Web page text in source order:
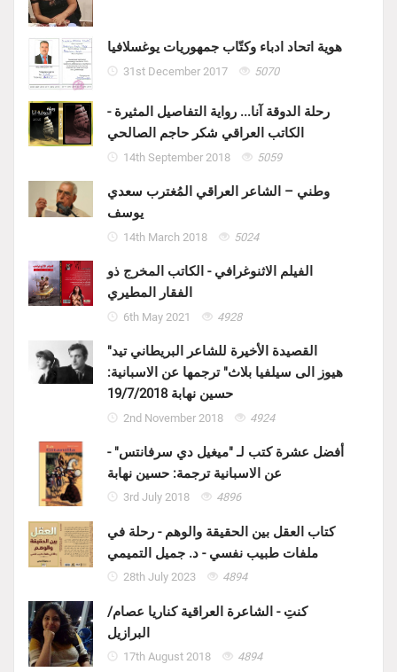
هوية اتحاد ادباء وكتّاب جمهوريات يوغسلافيا
31st December 2017 5070
رحلة الدوقة آنا... رواية التفاصيل المثيرة -
الكاتب العراقي شكر حاجم الصالحي
14th September 2018 5059
وطني – الشاعر العراقي المُغترب سعدي
يوسف
14th March 2018 5024
الفيلم الاثنوغرافي - الكاتب المخرج ذو
الفقار المطيري
6th May 2021 4928
"القصيدة الأخيرة للشاعر البريطاني تيد
هيوز الى سيلفيا بلاث" ترجمها عن الاسبانية:
حسين نهابة 19/7/2018
2nd November 2018 4924
أفضل عشرة كتب لـ "ميغيل دي سرفانتس" -
عن الاسبانية ترجمة: حسين نهابة
3rd July 2018 4896
كتاب العقل بين الحقيقة والوهم - رحلة في
ملفات طبيب نفسي - د. جميل التميمي
28th July 2023 4894
كنتِ - الشاعرة العراقية كناريا عصام/
البرازيل
17th August 2018 4894